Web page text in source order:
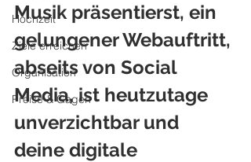
Hochzeit
Ziele erreichen
Organisation
Preise & Gagen
Musik präsentierst, ein
gelungener Webauftritt,
abseits von Social
Media, ist heutzutage
unverzichtbar und
deine digitale